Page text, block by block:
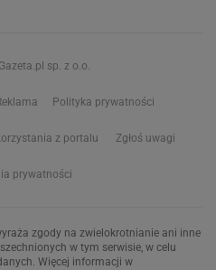
sp. z o.o.
Polityka prywatności
z portalu Zgłoś uwagi
prywatności
zgody na zwielokrotnianie ani inne
w tym serwisie, w celu
Więcej informacji w